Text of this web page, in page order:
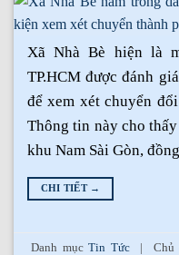
Xã Nhà Bè hiện là
TP.HCM được đánh
để xem xét chuyển
Thông tin này cho
khu Nam Sài Gòn,
CHI TIẾT →
Danh mụcTin Tức | Chủ